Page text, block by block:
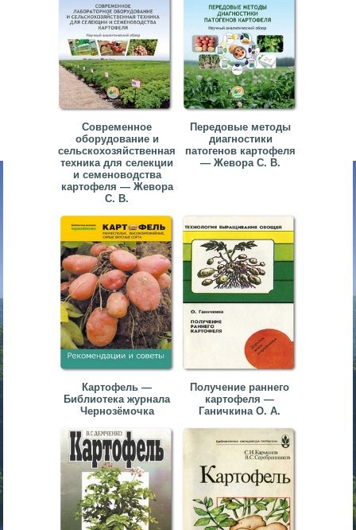
Современное
оборудование и
сельскохозяйственная
техника для селекции
и семеноводства
картофеля — Жевора
С. В.
Передовые методы
диагностики
патогенов картофеля
— Жевора С. В.
Картофель —
Библиотека журнала
Чернозёмочка
Получение раннего
картофеля —
Ганичкина О. А.